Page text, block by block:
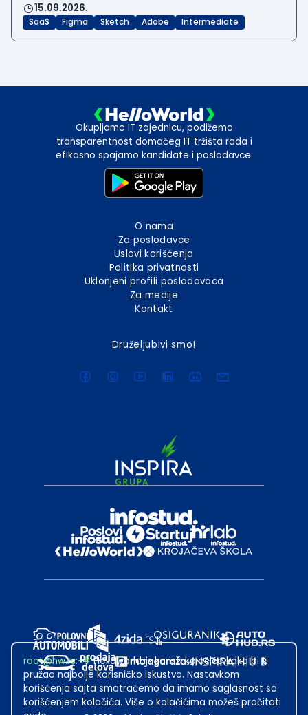
15.09.2026.
SaaS Figma Sketch Adobe Intermediate
Okupljamo IT zajednicu, podižemo
transparentnost domaćeg IT tržišta rada i
efikasno spajamo kandidate i poslodavce.
O nama
Za poslodavce
Uslovi korišćenja
Politika privatnosti
Uklonjeni profili poslodavaca
Za medije
Kontakt
Druželjubivi smo!
root@hw.rs:~#Helloworld.rs koristi kolačiće kako bi ti
pružao najbolje korisničko iskustvo. Nastavkom
korišćenja sajta smatraćemo da imamo saglasnost sa
korišćenjem kolačića. Više o kolačićima možeš pročitati